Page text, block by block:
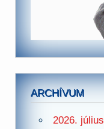
ARCHÍVUM
2026. július